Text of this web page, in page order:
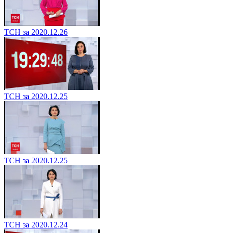
ТСН за 2020.12.26
ТСН за 2020.12.25
ТСН за 2020.12.25
ТСН за 2020.12.24